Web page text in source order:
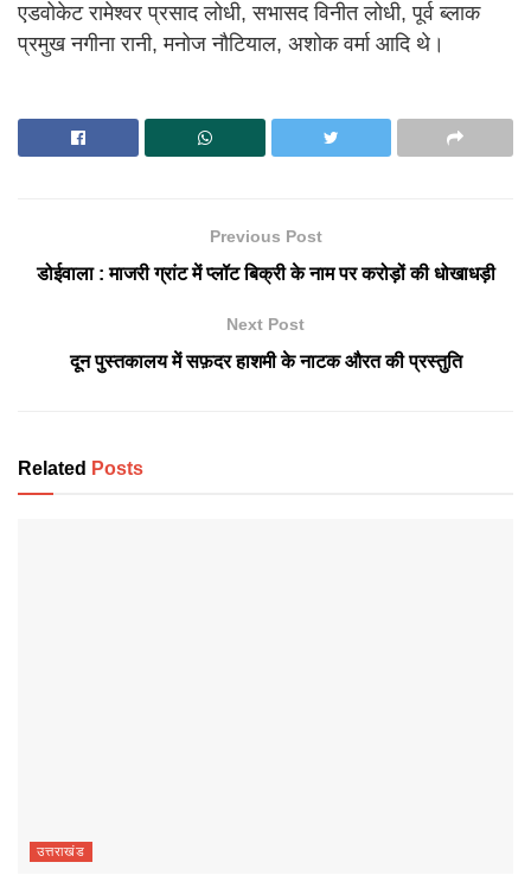
एडवोकेट रामेश्वर प्रसाद लोधी, सभासद विनीत लोधी, पूर्व ब्लाक
प्रमुख नगीना रानी, मनोज नौटियाल, अशोक वर्मा आदि थे।
Previous Post
डोईवाला : माजरी ग्रांट में प्लॉट बिक्री के नाम पर करोड़ों की धोखाधड़ी
Next Post
दून पुस्तकालय में सफ़दर हाशमी के नाटक औरत की प्रस्तुति
Related Posts
उत्तराखंड